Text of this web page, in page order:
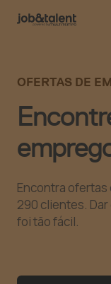
OFERTAS DE
Encontra ofertas
290 clientes.
foi tão fácil.